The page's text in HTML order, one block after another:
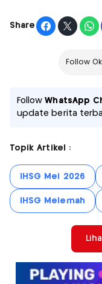
Share
Follow
FollowWhatsApp
update berita
Topik Artikel :
IHSG Mei 2026
IHSG Melemah